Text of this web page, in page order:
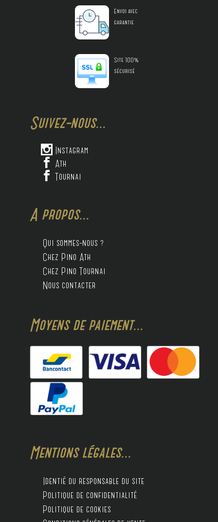
Envoi avec
garantie
Site 100%
sécurisé
Suivez-nous...
 Instagram
 Ath
 Tournai
A propos...
Qui sommes-nous ?
Chez Pino Ath
Chez Pino Tournai
Nous contacter
Moyens de paiement...
Mentions légales...
Identié du responsable du site
Politique de confidentialité
Politique de cookies